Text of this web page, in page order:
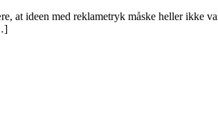
at ideen med reklametryk måske heller ikke